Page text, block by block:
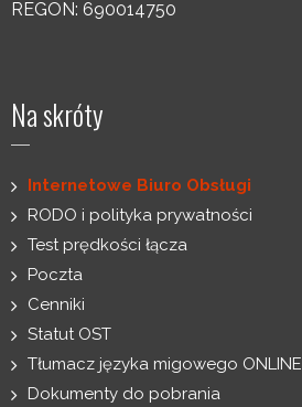
REGON: 690014750
Na skróty
Internetowe Biuro Obsługi
RODO i polityka prywatności
Test prędkości łącza
Poczta
Cenniki
Statut OST
Tłumacz języka migowego ONLINE
Dokumenty do pobrania